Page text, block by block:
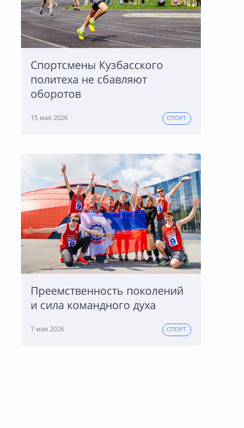
Спортсмены Кузбасского
политеха не сбавляют
оборотов
15 мая 2026 СПОРТ
Преемственность поколений
и сила командного духа
7 мая 2026 СПОРТ